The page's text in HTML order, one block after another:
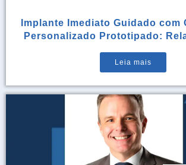
Implante Imediato Guidado com
Personalizado Prototipado:
Leia mais